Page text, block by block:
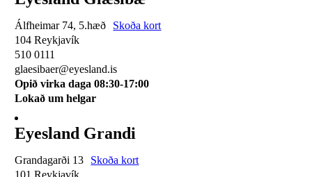
Álfheimar 74, 5.hæð
Skoða kort
104 Reykjavík
510 0111
glaesibaer@eyesland.is
Opið virka daga 08:30-17:00
Lokað um helgar
Eyesland Grandi
Grandagarði 13
Skoða kort
101 Reykjavík